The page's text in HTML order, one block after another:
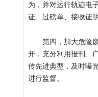
为，并对运行轨迹电
证、过磅单、接收证
第四，加大危险
开，充分利用报刊、
传先进典型，及时曝
进行监督。